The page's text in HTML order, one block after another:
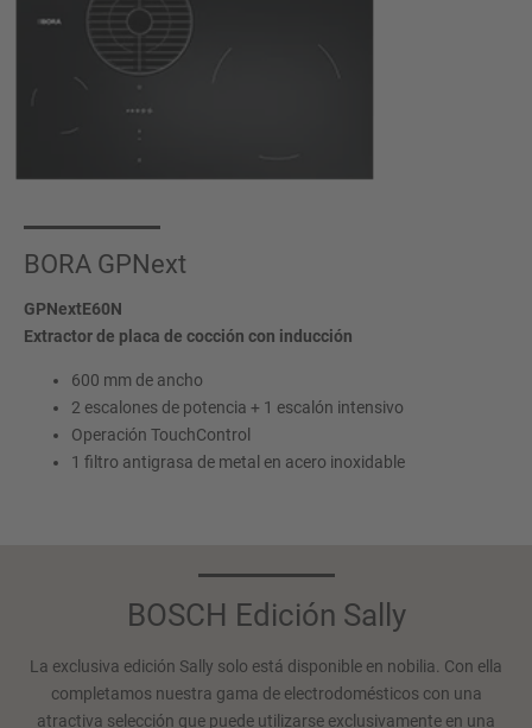
BORA GPNext
GPNextE60N
Extractor de placa de cocción con inducción
600 mm de ancho
2 escalones de potencia + 1 escalón intensivo
Operación TouchControl
1 filtro antigrasa de metal en acero inoxidable
BOSCH Edición Sally
La exclusiva edición Sally solo está disponible en nobilia. Con ella
completamos nuestra gama de electrodomésticos con una
atractiva selección que puede utilizarse exclusivamente en una